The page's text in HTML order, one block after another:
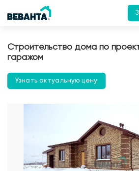
Строительство дома по
гаражом
Узнать актуальную цену